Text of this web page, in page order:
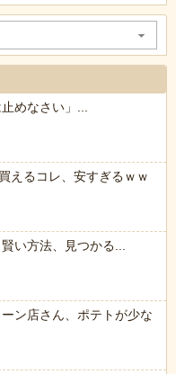
めなさい」...
えるコレ、安すぎるｗｗ
い方法、見つかる...
ン店さん、ポテトが少な